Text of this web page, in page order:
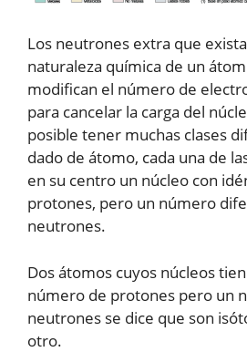
Los neutrones extra que
naturaleza química de un
modifican el número de
para cancelar la carga del
posible tener muchas clases
dado de átomo, cada una de
en su centro un núcleo con
protones, pero un número
neutrones.
Dos átomos cuyos núcleos
número de protones pero un
neutrones se dice que son
otro.